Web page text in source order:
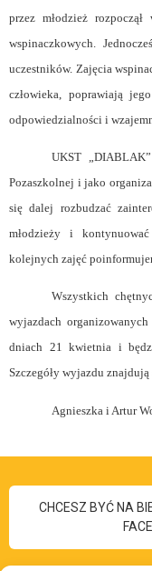
przez młodzież
wspinaczkowych.
uczestników. Zajęcia
człowieka, poprawiają
odpowiedzialności i
UKST
Pozaszkolnej i jako
się dalej rozbudzać
młodzieży i
kolejnych zajęć
Wszystkich
wyjazdach
dniach 21 kwietnia i
Szczegóły wyjazdu znajdują
Agnieszka i Artur
CHCESZ BYĆ NA